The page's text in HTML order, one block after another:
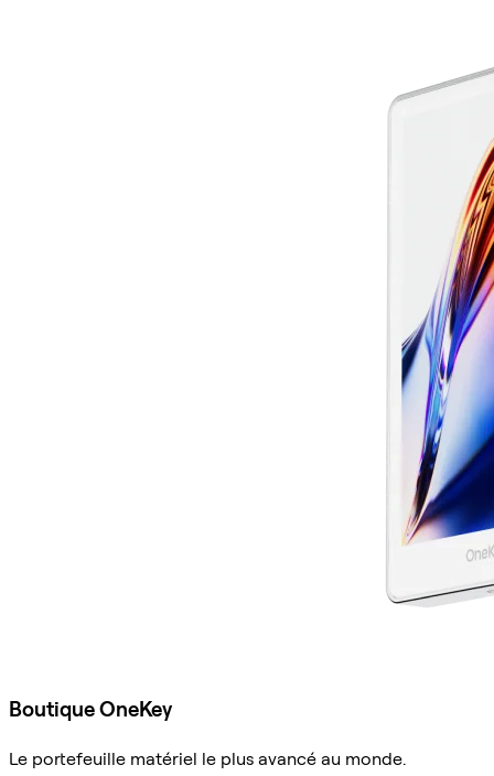
Boutique OneKey
Le portefeuille matériel le plus avancé au monde.